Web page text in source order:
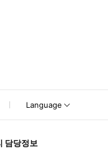
Language
담당정보